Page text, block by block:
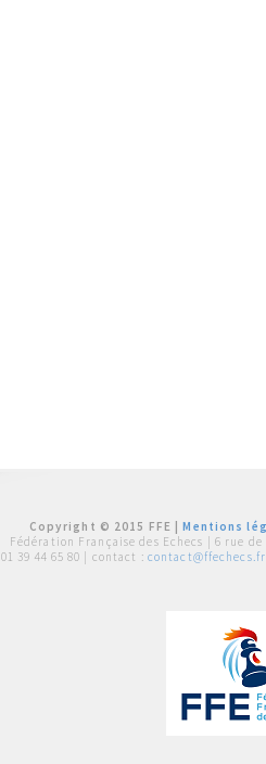
Copyright © 2015 FFE |Mentions
Fédération Française des Echecs | 6 rue de
01 39 44 65 80 | contact : contact@ffechecs.fr